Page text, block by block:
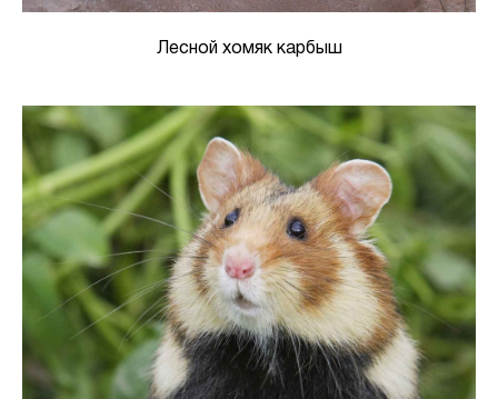
Лесной хомяк карбыш